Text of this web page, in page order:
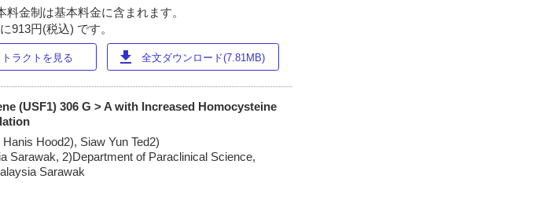
金制は基本料金に含まれます。
913円(税込) です。
ラクトを見る download 全文ダウンロード(7.81MB)
(USF1) 306 G > A with Increased Homocysteine
Hood2), Siaw Yun Ted2)
Sarawak, 2)Department of Paraclinical Science,
Sarawak